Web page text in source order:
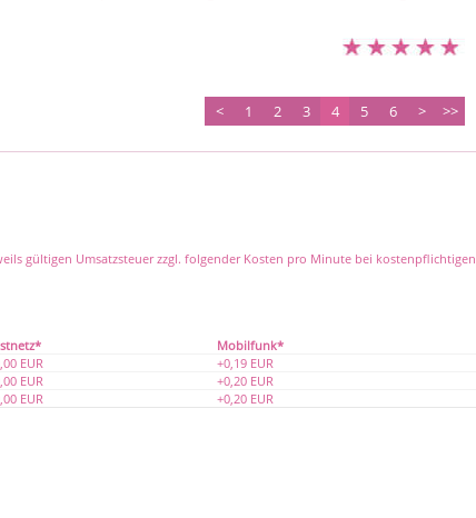
< 1 2 3 4 5 6 > >>
gültigen Umsatzsteuer zzgl. folgender Kosten pro Minute bei kostenpflichtigen
Mobilfunk*
EUR
+0,19 EUR
EUR
+0,20 EUR
EUR
+0,20 EUR